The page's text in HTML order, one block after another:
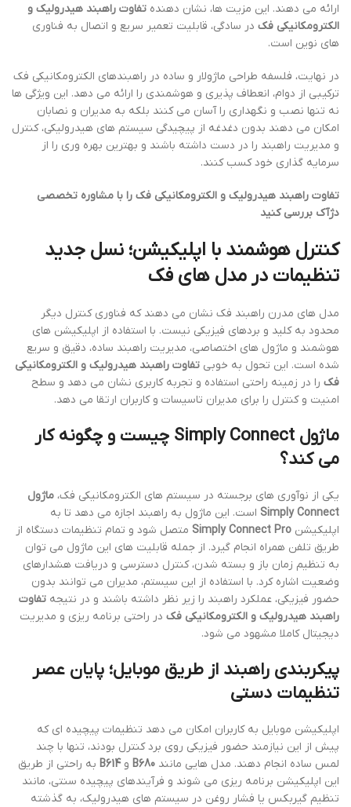
ارائه می دهند. این مزیت ها، نشان دهنده تفاوت راهبند هیدرولیک و
الکترومکانیکی فک در سادگی، قابلیت تعمیر سریع و اتصال به فناوری
های نوین است.
در نهایت، فلسفه طراحی ماژولار و ساده در راهبندهای الکترومکانیکی فک
ترکیبی از دوام، انعطاف پذیری و هوشمندی را ارائه می دهد. این ویژگی ها
نه تنها نصب و نگهداری را آسان می کنند بلکه به مدیران و نصابان
امکان می دهند بدون دغدغه از پیچیدگی سیستم های هیدرولیکی، کنترل
و مدیریت راهبند را در دست داشته باشند و بهترین بهره وری را از
سرمایه گذاری خود کسب کنند.
تفاوت راهبند هیدرولیک و الکترومکانیکی فک را با مشاوره تخصصی
دژآک بررسی کنید
کنترل هوشمند با اپلیکیشن؛ نسل جدید
تنظیمات در مدل های فک
مدل های مدرن راهبند فک نشان می دهند که فناوری کنترل دیگر
محدود به کلید و بردهای فیزیکی نیست. با استفاده از اپلیکیشن های
هوشمند و ماژول های اختصاصی، مدیریت راهبند ساده، دقیق و سریع
شده است. این تحول به خوبی تفاوت راهبند هیدرولیک و الکترومکانیکی
فک را در زمینه راحتی استفاده و تجربه کاربری نشان می دهد و سطح
امنیت و کنترل را برای مدیران تاسیسات و کاربران ارتقا می دهد.
ماژول Simply Connect چیست و چگونه کار
می کند؟
یکی از نوآوری های برجسته در سیستم های الکترومکانیکی فک، ماژول
Simply Connect است. این ماژول به راهبند اجازه می دهد تا به
اپلیکیشن Simply Connect Pro متصل شود و تمام تنظیمات دستگاه از
طریق تلفن همراه انجام گیرد. از جمله قابلیت های این ماژول می توان
به تنظیم زمان باز و بسته شدن، کنترل دسترسی و دریافت هشدارهای
وضعیت اشاره کرد. با استفاده از این سیستم، مدیران می توانند بدون
حضور فیزیکی، عملکرد راهبند را زیر نظر داشته باشند و در نتیجه تفاوت
راهبند هیدرولیک و الکترومکانیکی فک در راحتی برنامه ریزی و مدیریت
دیجیتال کاملا مشهود می شود.
پیکربندی راهبند از طریق موبایل؛ پایان عصر
تنظیمات دستی
اپلیکیشن موبایل به کاربران امکان می دهد تنظیمات پیچیده ای که
پیش از این نیازمند حضور فیزیکی روی برد کنترل بودند، تنها با چند
لمس ساده انجام دهند. مدل هایی مانند B680 وB614 به راحتی از طریق
این اپلیکیشن برنامه ریزی می شوند و فرآیندهای پیچیده سنتی، مانند
تنظیم گیربکس یا فشار روغن در سیستم های هیدرولیک، به گذشته